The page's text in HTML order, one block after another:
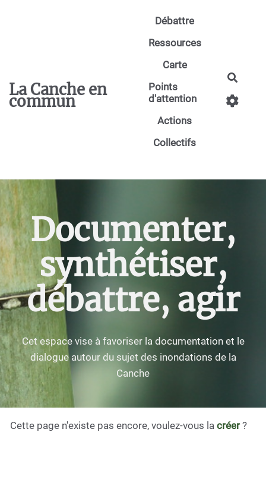
La Canche en
commun
Débattre
Ressources
Carte
Points
d'attention
Actions
Collectifs
Documenter,
synthétiser,
débattre, agir
Cet espace vise à favoriser la documentation et le
dialogue autour du sujet des inondations de la
Canche
Cette page n'existe pas encore, voulez-vous la créer?